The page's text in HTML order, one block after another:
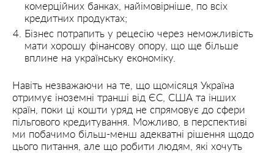
комерційних банках, найімовірніше, по всіх
кредитних продуктах;
Бізнес потрапить у рецесію через неможливість
мати хорошу фінансову опору, що ще більше
вплине на українську економіку.
Навіть незважаючи на те, що щомісяця Україна
отримує іноземні транші від ЄС, США та інших
країн, поки ці кошти уряд не спрямовує до сфери
пільгового кредитування. Можливо, в перспективі
ми побачимо більш-менш адекватні рішення щодо
цього питання, але що робити людям, які хочуть